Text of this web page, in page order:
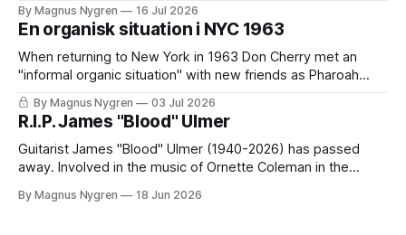
Stockholm. Together with a band that included both
Swedish, European and American musicians they made a
By Magnus Nygren 16 Jul 2026
En organisk situation i NYC 1963
When returning to New York in 1963 Don Cherry met an
"informal organic situation" with new friends as Pharoah
Sanders. Read an extract from my coming book with
quotes from my unique interviews with Roswell Rudd,
Sunny Murray and Don Moore. It's in Swedish and only for
paying members.
By Magnus Nygren 03 Jul 2026
R.I.P. James "Blood" Ulmer
Guitarist James "Blood" Ulmer (1940-2026) has passed
away. Involved in the music of Ornette Coleman in the
inspiration for him. Here comes extracts from an
By Magnus Nygren 18 Jun 2026